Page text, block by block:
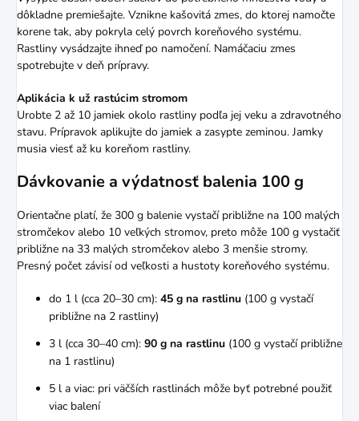
dôkladne premiešajte. Vznikne kašovitá zmes, do ktorej namočte
korene tak, aby pokryla celý povrch koreňového systému.
Rastliny vysádzajte ihneď po namočení. Namáčaciu zmes
spotrebujte v deň prípravy.
Aplikácia k už rastúcim stromom
Urobte 2 až 10 jamiek okolo rastliny podľa jej veku a zdravotného
stavu. Prípravok aplikujte do jamiek a zasypte zeminou. Jamky
musia viesť až ku koreňom rastliny.
Dávkovanie a výdatnosť balenia 100 g
Orientačne platí, že 300 g balenie vystačí približne na 100 malých
stromčekov alebo 10 veľkých stromov, preto môže 100 g vystačiť
približne na 33 malých stromčekov alebo 3 menšie stromy.
Presný počet závisí od veľkosti a hustoty koreňového systému.
do 1 l (cca 20–30 cm): 45 g na rastlinu (100 g vystačí
približne na 2 rastliny)
3 l (cca 30–40 cm): 90 g na rastlinu (100 g vystačí približne
na 1 rastlinu)
5 l a viac: pri väčších rastlinách môže byť potrebné použiť
viac balení